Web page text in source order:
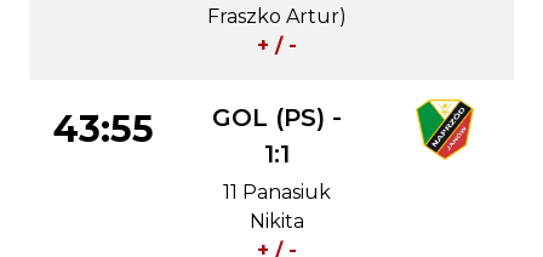
Fraszko Artur)
+ / -
43:55
GOL (PS) -
1:1
11 Panasiuk
Nikita
+ / -